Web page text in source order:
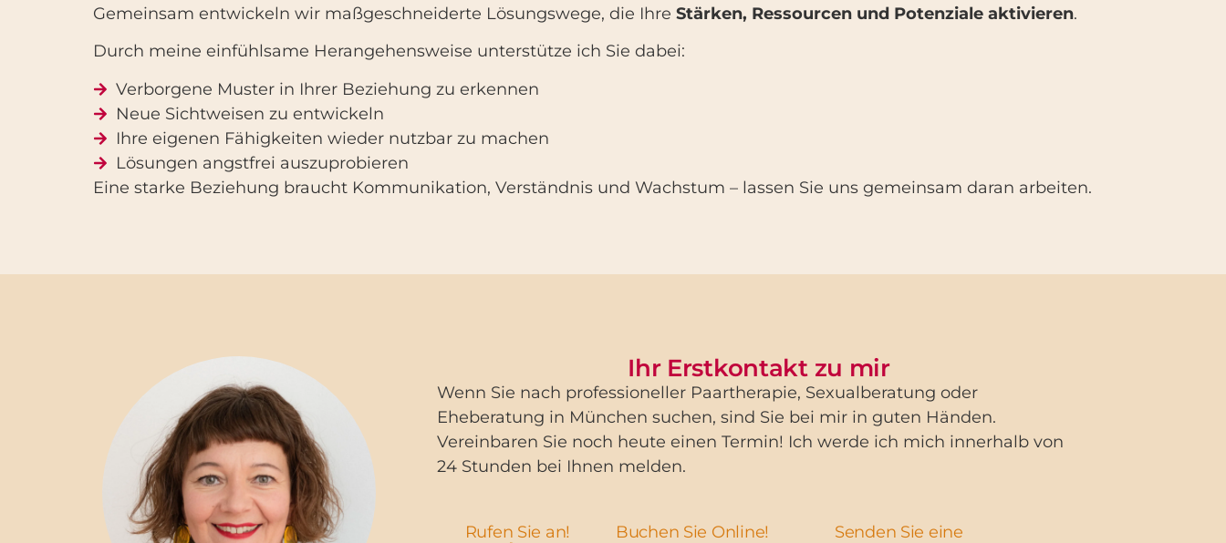
Gemeinsam entwickeln wir maßgeschneiderte Lösungswege, die Ihre Stärken, Ressourcen und Potenziale aktivieren.
Durch meine einfühlsame Herangehensweise unterstütze ich Sie dabei:
Verborgene Muster in Ihrer Beziehung zu erkennen
Neue Sichtweisen zu entwickeln
Ihre eigenen Fähigkeiten wieder nutzbar zu machen
Lösungen angstfrei auszuprobieren
Eine starke Beziehung braucht Kommunikation, Verständnis und Wachstum – lassen Sie uns gemeinsam daran arbeiten.
Ihr Erstkontakt zu mir
Wenn Sie nach professioneller Paartherapie, Sexualberatung oder
Eheberatung in München suchen, sind Sie bei mir in guten Händen.
Vereinbaren Sie noch heute einen Termin! Ich werde ich mich innerhalb von
24 Stunden bei Ihnen melden.
Rufen Sie an! Buchen Sie Online!
Senden Sie eine